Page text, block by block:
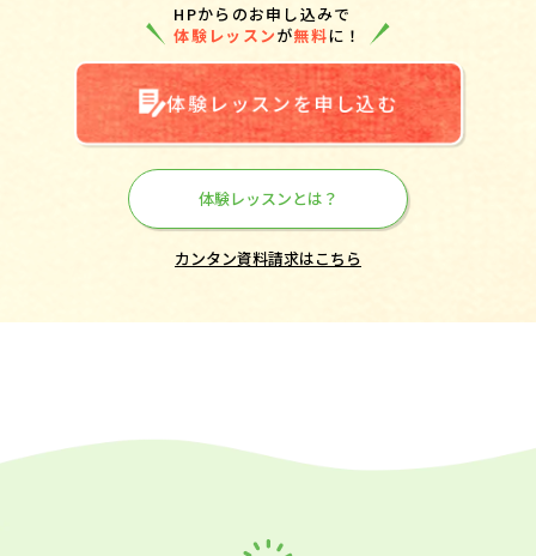
HPからのお申し込みで
体験レッスンが無料に！
体験レッスンを申し込む
体験レッスンとは？
カンタン資料請求はこちら